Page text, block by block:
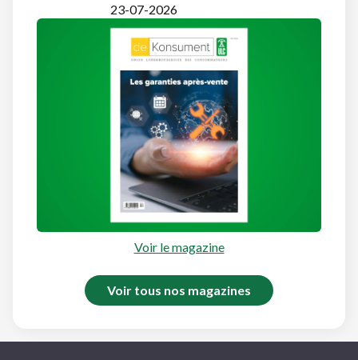
23-07-2026
Voir le magazine
Voir tous nos magazines